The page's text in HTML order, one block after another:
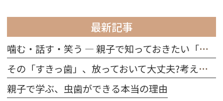
最新記事
噛む・話す・笑う ― 親子で知っておきたい「歯の役割」
その「すきっ歯」、放っておいて大丈夫?考えられる原因を解説
親子で学ぶ、虫歯ができる本当の理由